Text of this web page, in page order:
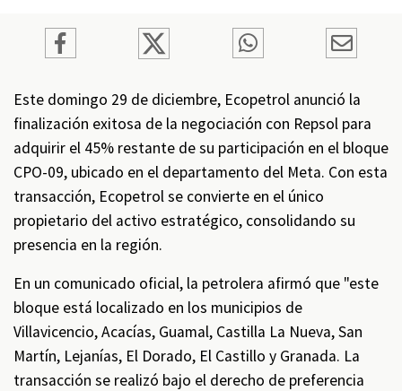
Este domingo 29 de diciembre, Ecopetrol anunció la
finalización exitosa de la negociación con Repsol para
adquirir el 45% restante de su participación en el bloque
CPO-09, ubicado en el departamento del Meta. Con esta
transacción, Ecopetrol se convierte en el único
propietario del activo estratégico, consolidando su
presencia en la región.
En un comunicado oficial, la petrolera afirmó que "este
bloque está localizado en los municipios de
Villavicencio, Acacías, Guamal, Castilla La Nueva, San
Martín, Lejanías, El Dorado, El Castillo y Granada. La
transacción se realizó bajo el derecho de preferencia